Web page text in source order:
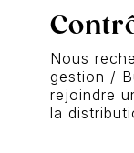
Nous
gestion /
rejoindre
la